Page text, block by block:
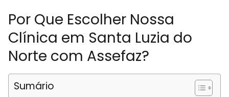
Por Que Escolher Nossa
Clínica em Santa Luzia do
Norte com Assefaz?
Sumário